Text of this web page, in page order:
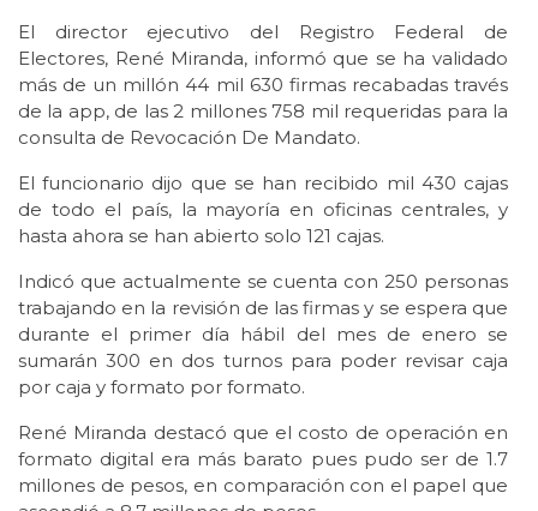
El director ejecutivo del Registro Federal de
Electores, René Miranda, informó que se ha validado
más de un millón 44 mil 630 firmas recabadas través
de la app, de las 2 millones 758 mil requeridas para la
consulta de Revocación De Mandato.
El funcionario dijo que se han recibido mil 430 cajas
de todo el país, la mayoría en oficinas centrales, y
hasta ahora se han abierto solo 121 cajas.
Indicó que actualmente se cuenta con 250 personas
trabajando en la revisión de las firmas y se espera que
durante el primer día hábil del mes de enero se
sumarán 300 en dos turnos para poder revisar caja
por caja y formato por formato.
René Miranda destacó que el costo de operación en
formato digital era más barato pues pudo ser de 1.7
millones de pesos, en comparación con el papel que